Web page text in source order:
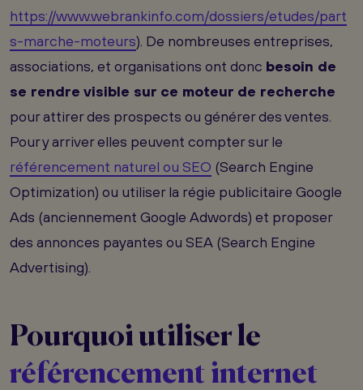
https://www.webrankinfo.com/dossiers/etudes/part
s-marche-moteurs). De nombreuses entreprises,
associations, et organisations ont donc besoin de
se rendre visible sur ce moteur de recherche
pour attirer des prospects ou générer des ventes.
Pour y arriver elles peuvent compter sur le
référencement naturel ou SEO (Search Engine
Optimization) ou utiliser la régie publicitaire Google
Ads (anciennement Google Adwords) et proposer
des annonces payantes ou SEA (Search Engine
Advertising).
Pourquoi utiliser le
référencement internet